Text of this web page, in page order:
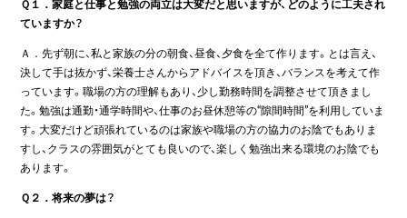
Ｑ１．家庭と仕事と勉強の両立は大変だと思いますが、どのように工夫され
ていますか？
Ａ．先ず朝に、私と家族の分の朝食、昼食、夕食を全て作ります。とは言え、
決して手は抜かず、栄養士さんからアドバイスを頂き、バランスを考えて作
っています。職場の方の理解もあり、少し勤務時間を調整させて頂きまし
た。勉強は通勤・通学時間や、仕事のお昼休憩等の“隙間時間”を利用していま
す。大変だけど頑張れているのは家族や職場の方の協力のお陰でもありま
すし、クラスの雰囲気がとても良いので、楽しく勉強出来る環境のお陰でも
あります。
Ｑ２．将来の夢は？